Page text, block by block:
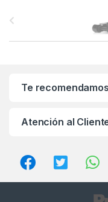
a
Te recomendamos
Atención al